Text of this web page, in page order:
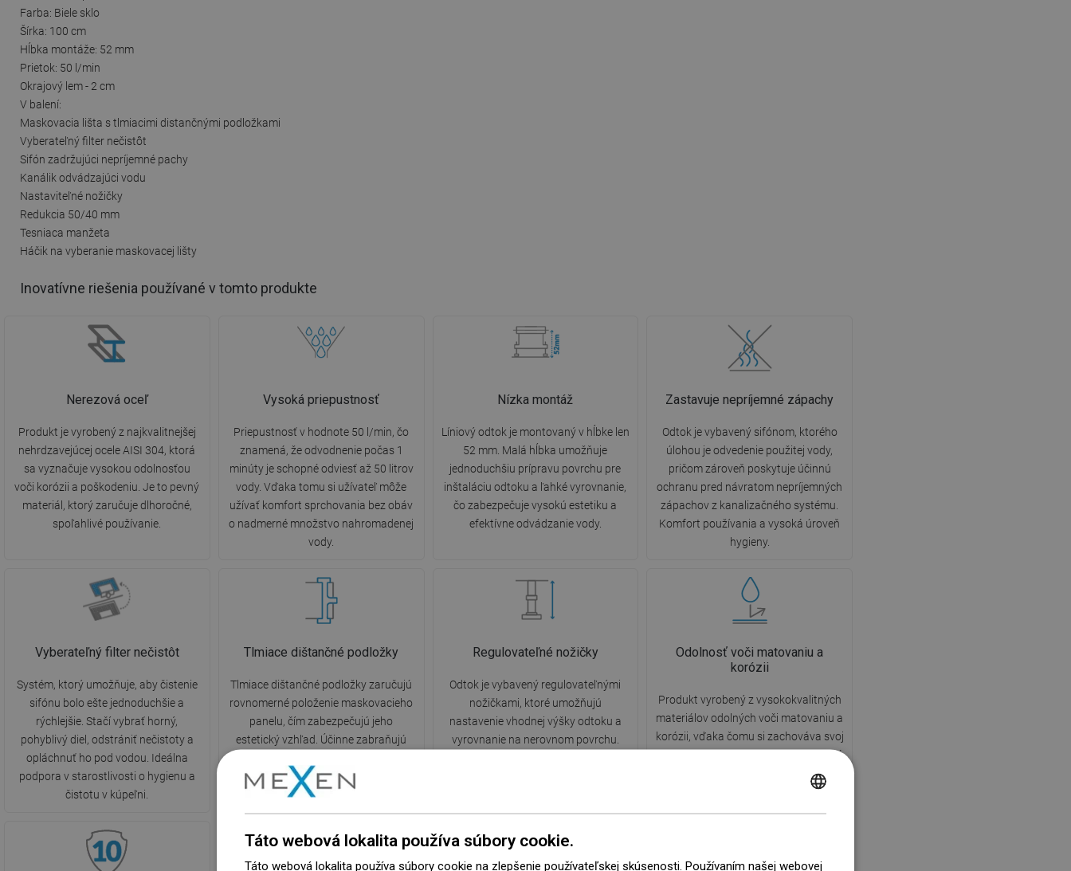
Farba: Biele sklo
Šírka: 100 cm
Hĺbka montáže: 52 mm
Prietok: 50 l/min
Okrajový lem - 2 cm
V balení:
Maskovacia lišta s tlmiacimi distančnými podložkami
Vyberateľný filter nečistôt
Sifón zadržujúci nepríjemné pachy
Kanálik odvádzajúci vodu
Nastaviteľné nožičky
Redukcia 50/40 mm
Tesniaca manžeta
Háčik na vyberanie maskovacej lišty
Inovatívne riešenia používané v tomto produkte
Nerezová oceľ
Produkt je vyrobený z najkvalitnejšej
nehrdzavejúcej ocele AISI 304, ktorá
sa vyznačuje vysokou odolnosťou
voči korózii a poškodeniu. Je to pevný
materiál, ktorý zaručuje dlhoročné,
spoľahlivé používanie.
Vysoká priepustnosť
Priepustnosť v hodnote 50 l/min, čo
znamená, že odvodnenie počas 1
minúty je schopné odviesť až 50 litrov
vody. Vďaka tomu si užívateľ môže
užívať komfort sprchovania bez obáv
o nadmerné množstvo nahromadenej
vody.
Nízka montáž
Líniový odtok je montovaný v hĺbke len
52 mm. Malá hĺbka umožňuje
jednoduchšiu prípravu povrchu pre
inštaláciu odtoku a ľahké vyrovnanie,
čo zabezpečuje vysokú estetiku a
efektívne odvádzanie vody.
Zastavuje nepríjemné zápachy
Odtok je vybavený sifónom, ktorého
úlohou je odvedenie použitej vody,
pričom zároveň poskytuje účinnú
ochranu pred návratom nepríjemných
zápachov z kanalizačného systému.
Komfort používania a vysoká úroveň
hygieny.
Vyberateľný filter nečistôt
Systém, ktorý umožňuje, aby čistenie
sifónu bolo ešte jednoduchšie a
rýchlejšie. Stačí vybrať horný,
pohyblivý diel, odstrániť nečistoty a
opláchnuť ho pod vodou. Ideálna
podpora v starostlivosti o hygienu a
čistotu v kúpeľni.
Tlmiace dištančné podložky
Tlmiace dištančné podložky zaručujú
rovnomerné položenie maskovacieho
panelu, čím zabezpečujú jeho
estetický vzhľad. Účinne zabraňujú
vznikajúci pri dopade vody priamo na
odtok.
Regulovateľné nožičky
Odtok je vybavený regulovateľnými
nožičkami, ktoré umožňujú
nastavenie vhodnej výšky odtoku a
vyrovnanie na nerovnom povrchu.
Odolnosť voči matovaniu a
korózii
Produkt vyrobený z vysokokvalitných
materiálov odolných voči matovaniu a
korózii, vďaka čomu si zachováva svoj
atraktívny vzhľad a funkčnosť po dlhú
dobu používania, nezávisle od úrovne
Táto webová lokalita používa súbory cookie.
Táto webová lokalita používa súbory cookie na zlepšenie používateľskej skúsenosti. Používaním našej webovej